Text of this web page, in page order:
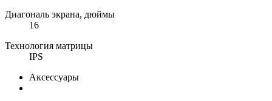
Диагональ экрана, дюймы
16
Технология матрицы
IPS
Аксессуары